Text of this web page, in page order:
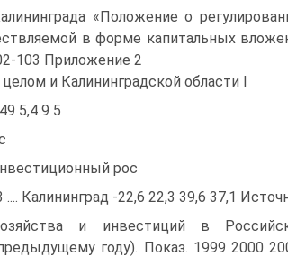
«Положение о
в форме капитальных
103 Приложение 2
и Калининградской области I
5,4 9 5
рос
Калининград -22,6 22,3 39,6 37,1
и инвестиций в
году). Показ. 1999 2000